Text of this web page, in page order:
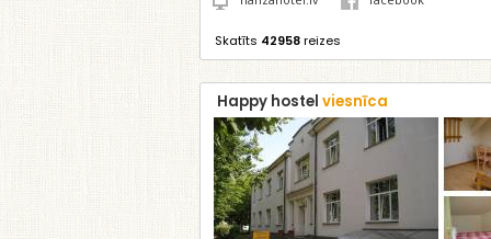
Skatīts 42958reizes
Happy hostel viesnīca